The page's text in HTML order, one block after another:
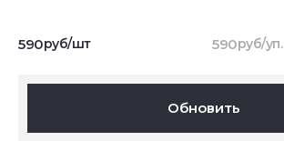
590руб/шт 590руб/уп.
Обновить